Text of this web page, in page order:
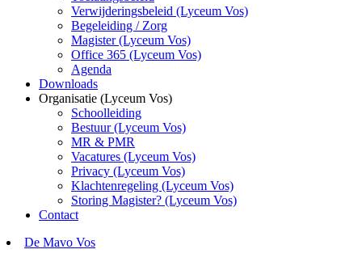
Verwijderingsbeleid (Lyceum Vos)
Begeleiding / Zorg
Magister (Lyceum Vos)
Office 365 (Lyceum Vos)
Agenda
Downloads
Organisatie (Lyceum Vos)
Schoolleiding
Bestuur (Lyceum Vos)
MR & PMR
Vacatures (Lyceum Vos)
Privacy (Lyceum Vos)
Klachtenregeling (Lyceum Vos)
Storing Magister? (Lyceum Vos)
Contact
De Mavo Vos